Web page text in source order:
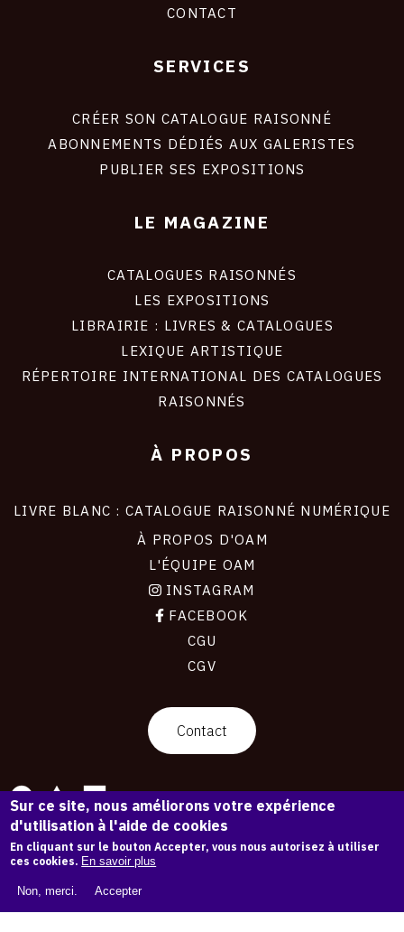
CONTACT
SERVICES
CRÉER SON CATALOGUE RAISONNÉ
ABONNEMENTS DÉDIÉS AUX GALERISTES
PUBLIER SES EXPOSITIONS
LE MAGAZINE
CATALOGUES RAISONNÉS
LES EXPOSITIONS
LIBRAIRIE : LIVRES & CATALOGUES
LEXIQUE ARTISTIQUE
RÉPERTOIRE INTERNATIONAL DES CATALOGUES
RAISONNÉS
À PROPOS
LIVRE BLANC : CATALOGUE RAISONNÉ NUMÉRIQUE
À PROPOS D'OAM
L'ÉQUIPE OAM
INSTAGRAM
FACEBOOK
CGU
CGV
Contact
La plateforme de référence pour créer,
conserver et promouvoir l'Histoire de l'Art.
Des catalogues raisonnés aux archives
d'expositions.
43 254 œuvres d'art — 7 587 expositions
Sur ce site, nous améliorons votre expérience
d'utilisation à l'aide de cookies
En cliquant sur le bouton Accepter, vous nous autorisez à utiliser
ces cookies. En savoir plus
Non, merci. Accepter